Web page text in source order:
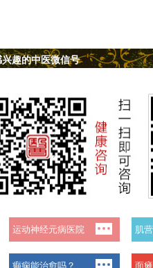
趣的中医微信号